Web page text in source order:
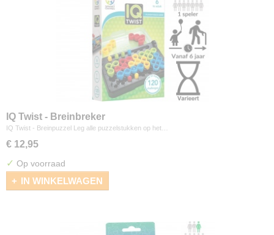
IQ Twist - Breinbreker
IQ Twist - Breinpuzzel Leg alle puzzelstukken op het…
€ 12,95
✓ Op voorraad
IN WINKELWAGEN